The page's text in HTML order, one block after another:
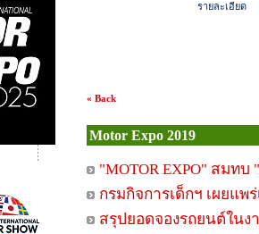
รายละเอียด
« Back
Motor Expo 2019
"MOTOR EXPO" สม
กรมกิจการเด็กฯ เผยแพ
สรุปยอดจองรถยนต์ในง